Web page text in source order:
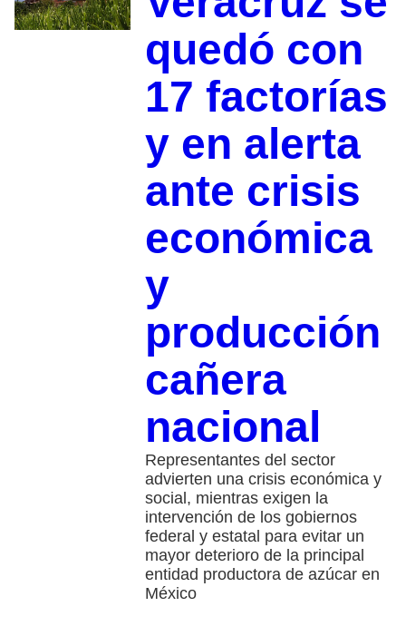
quedó con
17 factorías
y en alerta
ante crisis
económica
y
producción
cañera
nacional
Representantes del sector
advierten una crisis económica y
social, mientras exigen la
intervención de los gobiernos
federal y estatal para evitar un
mayor deterioro de la principal
entidad productora de azúcar en
México